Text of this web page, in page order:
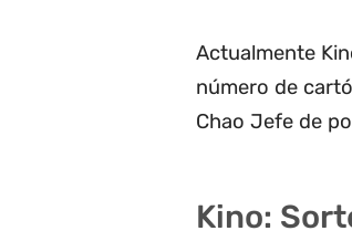
Actualmente
número de
Chao Jefe de
Kino: